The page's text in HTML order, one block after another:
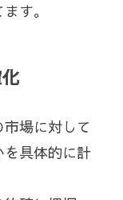
す。
場に対して
を具体的に計